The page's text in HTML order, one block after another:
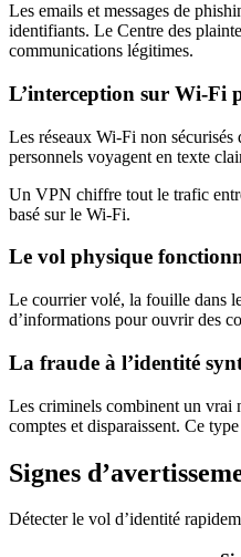
Les emails et messages de
identifiants. Le Centre des
communications légitimes.
L’interception sur Wi-Fi
Les réseaux Wi-Fi non sécurisés
personnels voyagent en texte
Un VPN chiffre tout le trafic
basé sur le Wi-Fi.
Le vol physique
Le courrier volé, la fouille dans
d’informations pour ouvrir des
La fraude à l’identité
Les criminels combinent un vrai
comptes et disparaissent. Ce
Signes
Détecter le vol d’identité